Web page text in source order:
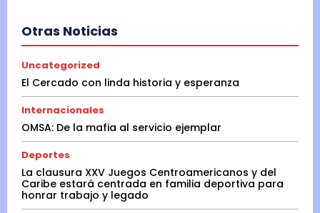
Otras Noticias
Uncategorized
El Cercado con linda historia y esperanza
Internacionales
OMSA: De la mafia al servicio ejemplar
Deportes
La clausura XXV Juegos Centroamericanos y del
Caribe estará centrada en familia deportiva para
honrar trabajo y legado